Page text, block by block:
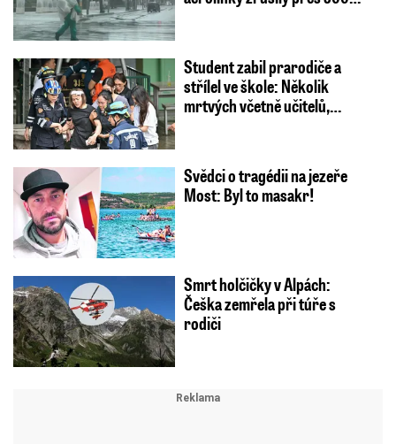
Student zabil prarodiče a
střílel ve škole: Několik
mrtvých včetně učitelů,…
Svědci o tragédii na jezeře
Most: Byl to masakr!
Smrt holčičky v Alpách:
Češka zemřela při túře s
rodiči